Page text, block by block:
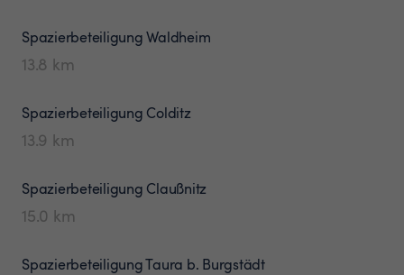
SpazierbeteiligungWaldheim
13.8 km
Spazierbeteiligung Colditz
13.9 km
Spazierbeteiligung Claußnitz
15.0 km
SpazierbeteiligungTaura b. Burgstädt